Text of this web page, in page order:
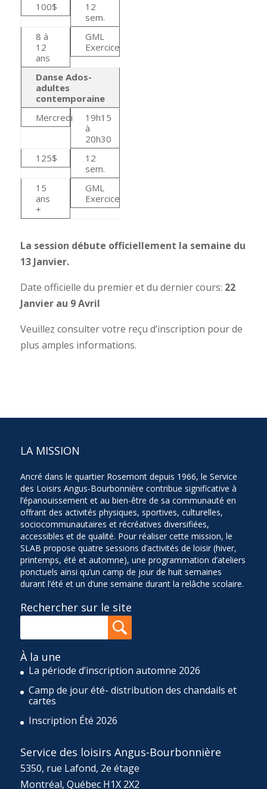
100$
12
sem.
8 à
12
ans
GML
Exercice
Danse Ados-
adultes
contemporaine
Mercredi
19h15
à
20h30
125$
12
sem.
15
ans
+
GML
Exercice
La session débute officiellement la semaine du
13 Janvier.
Date officielle du premier et du dernier cours: 22
Janvier au 9 Avril
Veuillez consulter votre reçu d’inscription pour de
plus amples informations.
LA MISSION
Ancré dans le quartier Rosemont depuis 1966, le Service
des Loisirs Angus-Bourbonnière contribue significative à
l’épanouissement et au bien-être de sa communauté en
offrant des activités physiques, sportives, culturelles,
sociocommunautaires et récréatives diversifiées,
accessibles et de qualité. Pour réaliser cette mission, le
SLAB propose quatre sessions d’activités de loisir (hiver,
printemps, été et automne), une programmation d’ateliers
ponctuels ainsi qu’un camp de jour de huit semaines
durant l’été et un d’une semaine durant la relâche scolaire.
Rechercher sur le site
À la une
La période d’inscription automne 2026
Camp de jour été- distribution des chandails et
cartes
Inscription Été 2026
Service des loisirs Angus-Bourbonnière
5350, rue Lafond, 2e étage
Montréal, Québec H1X 2X2